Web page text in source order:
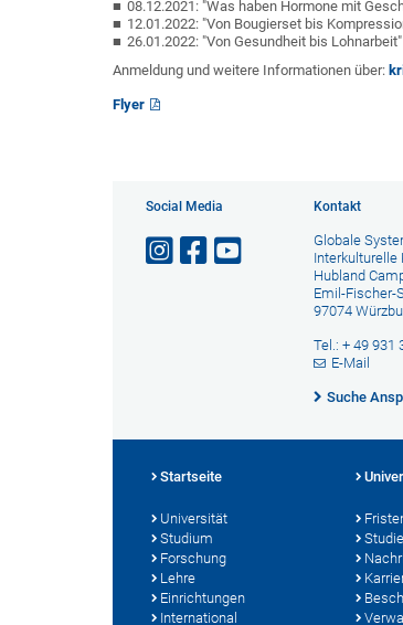
08.12.2021: "Was haben Hormone mit
12.01.2022: "Von Bougierset bis
26.01.2022: "Von Gesundheit bis
Anmeldung und weitere Informationen über:
Flyer
Social Media Kontakt
Globale
Interkulturelle
Hubland
Emil-Fischer-
97074
Tel.: + 49 931
E-Mail
Suche
Startseite
Universität
Studium
Forschung
Lehre
Einrichtungen
International